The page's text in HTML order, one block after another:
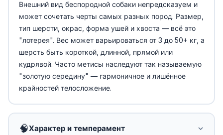
Внешний вид беспородной собаки непредсказуем и
может сочетать черты самых разных пород. Размер,
тип шерсти, окрас, форма ушей и хвоста — всё это
"лотерея". Вес может варьироваться от 3 до 50+ кг, а
шерсть быть короткой, длинной, прямой или
кудрявой. Часто метисы наследуют так называемую
"золотую середину" — гармоничное и лишённое
крайностей телосложение.
🧠Характер и темперамент